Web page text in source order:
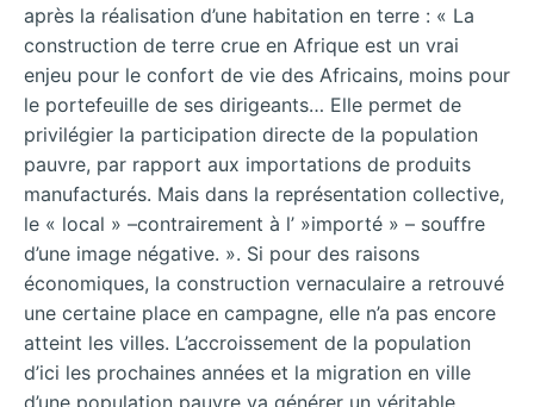
après la réalisation d’une habitation en terre : « La
construction de terre crue en Afrique est un vrai
enjeu pour le confort de vie des Africains, moins pour
le portefeuille de ses dirigeants… Elle permet de
privilégier la participation directe de la population
pauvre, par rapport aux importations de produits
manufacturés. Mais dans la représentation collective,
le « local » –contrairement à l’ »importé » – souffre
d’une image négative. ». Si pour des raisons
économiques, la construction vernaculaire a retrouvé
une certaine place en campagne, elle n’a pas encore
atteint les villes. L’accroissement de la population
d’ici les prochaines années et la migration en ville